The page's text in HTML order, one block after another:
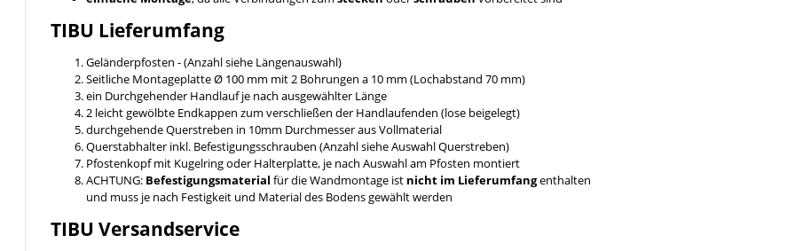
TIBU Lieferumfang
Geländerpfosten - (Anzahl siehe Längenauswahl)
Seitliche Montageplatte Ø 100 mm mit 2 Bohrungen a 10 mm (Lochabstand 70 mm)
ein Durchgehender Handlauf je nach ausgewählter Länge
2 leicht gewölbte Endkappen zum verschließen der Handlaufenden (lose beigelegt)
durchgehende Querstreben in 10mm Durchmesser aus Vollmaterial
Querstabhalter inkl. Befestigungsschrauben (Anzahl siehe Auswahl Querstreben)
Pfostenkopf mit Kugelring oder Halterplatte, je nach Auswahl am Pfosten montiert
ACHTUNG: Befestigungsmaterial für die Wandmontage ist nicht im Lieferumfangenthalten
und muss je nach Festigkeit und Material des Bodens gewählt werden
TIBU Versandservice